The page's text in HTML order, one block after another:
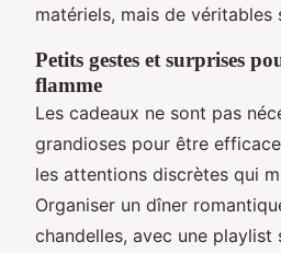
matériels, mais de
Petits gestes et surprises
flamme
Les cadeaux ne sont pas
grandioses pour être
les attentions discrètes qui
Organiser un dîner
chandelles, avec une playlist